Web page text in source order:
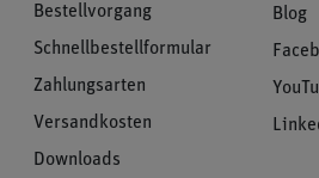
Bestellvorgang
Schnellbestellformular
Zahlungsarten
Versandkosten
Downloads
Blog